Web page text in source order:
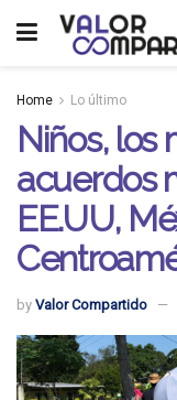
Home Lo último
Niños, los
acuerdos
EE.UU,
by Valor Compartido